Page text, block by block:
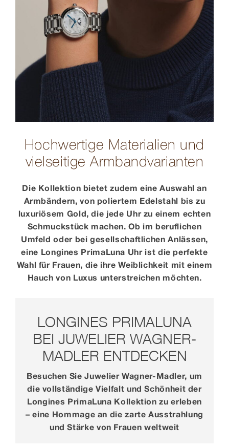
Hochwertige Materialien und
vielseitige Armbandvarianten
Die Kollektion bietet zudem eine Auswahl an
Armbändern, von poliertem Edelstahl bis zu
luxuriösem Gold, die jede Uhr zu einem echten
Schmuckstück machen. Ob im beruflichen
Umfeld oder bei gesellschaftlichen Anlässen,
eine Longines PrimaLuna Uhr ist die perfekte
Wahl für Frauen, die ihre Weiblichkeit mit einem
Hauch von Luxus unterstreichen möchten.
LONGINES PRIMALUNA
BEI JUWELIER WAGNER-
MADLER ENTDECKEN
Besuchen Sie Juwelier Wagner-Madler, um
die vollständige Vielfalt und Schönheit der
Longines PrimaLuna Kollektion zu erleben
– eine Hommage an die zarte Ausstrahlung
und Stärke von Frauen weltweit